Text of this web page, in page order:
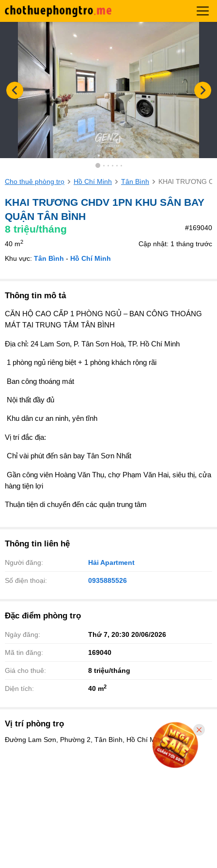
Cho thuê phòng trọ Hồ Chí Minh Tân Bình KHAI TRƯƠNG
KHAI TRƯƠNG CHDV 1PN KHU SÂN BAY
QUẬN TÂN BÌNH
8 triệu/tháng #169040
40 m2
Cập nhật: 1 tháng trước
Khu vực: Tân Bình - Hồ Chí Minh
Thông tin mô tả
CĂN HỘ CAO CẤP 1 PHÒNG NGỦ – BAN CÔNG THOÁNG
MÁT TẠI TRUNG TÂM TÂN BÌNH
Địa chỉ: 24 Lam Sơn, P. Tân Sơn Hoà, TP. Hồ Chí Minh
️ 1 phòng ngủ riêng biệt + 1 phòng khách rộng rãi
️ Ban công thoáng mát
️ Nội thất đầy đủ
️ Khu dân cư an ninh, yên tĩnh
Vị trí đắc địa:
️ Chỉ vài phút đến sân bay Tân Sơn Nhất
️ Gần công viên Hoàng Văn Thụ, chợ Phạm Văn Hai, siêu thị, cửa
hàng tiện lợi
Thuận tiện di chuyển đến các quận trung tâm
Thông tin liên hệ
Người đăng: Hải Apartment
Số điện thoại: 0935885526
Đặc điểm phòng trọ
Ngày đăng: Thứ 7, 20:30 20/06/2026
Mã tin đăng: 169040
Giá cho thuê: 8 triệu/tháng
Diện tích: 40 m2
Vị trí phòng trọ
Đường Lam Sơn, Phường 2, Tân Bình, Hồ Chí Minh